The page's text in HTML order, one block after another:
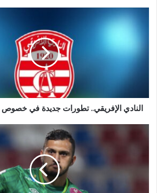
النادي الإفريقي.. تطورات جديدة في خصوص